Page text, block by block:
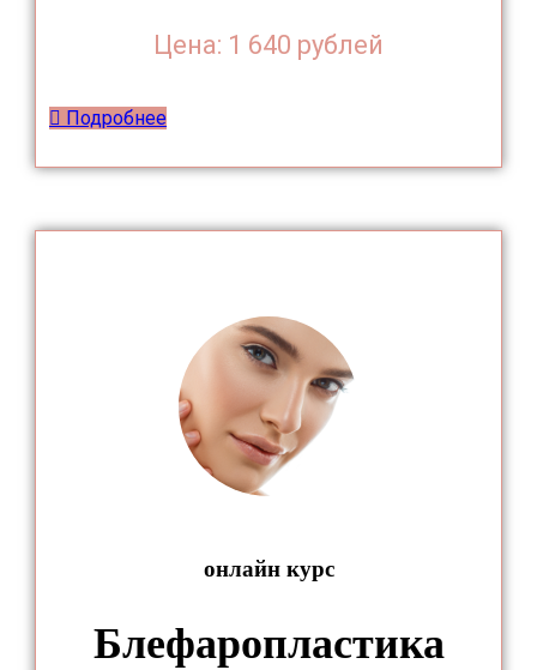
Цена: 1 640 рублей
Подробнее
онлайн курс
Блефаропластика